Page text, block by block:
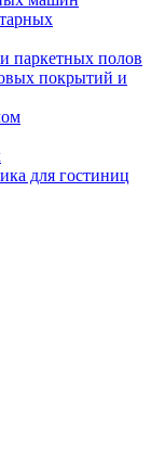
паркетных полов
покрытий и
для гостиниц